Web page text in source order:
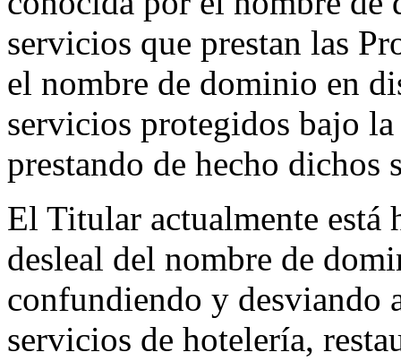
servicios que prestan las
el nombre de dominio en
servicios protegidos bajo
prestando de hecho dichos
El Titular actualmente
desleal del nombre de
confundiendo y desviando
servicios de hotelería,